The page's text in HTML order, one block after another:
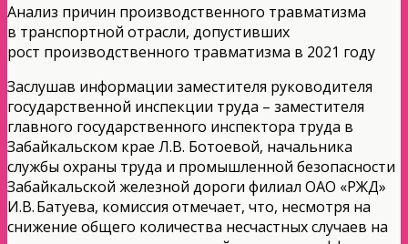
Анализ причин производственного травматизма
в транспортной отрасли, допустивших
рост производственного травматизма в 2021 году
Заслушав информации заместителя руководителя
государственной инспекции труда – заместителя
главного государственного инспектора труда в
Забайкальском крае Л.В. Ботоевой, начальника
службы охраны труда и промышленной безопасности
Забайкальской железной дороги филиал ОАО «РЖД»
И.В. Батуева, комиссия отмечает, что, несмотря на
снижение общего количества несчастных случаев на